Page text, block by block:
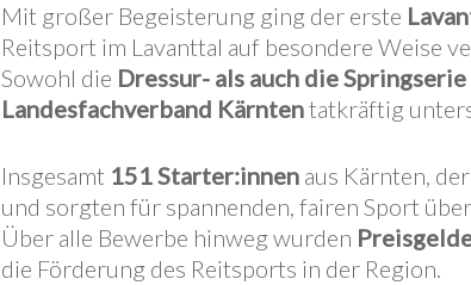
Mit großer Begeisterung ging der erste
Reitsport im Lavanttal auf besondere Weise
Sowohl die Dressur- als auch die Springserie
Landesfachverband Kärntentatkräftig
Insgesamt 151 Starter:innen aus Kärnten,
und sorgten für spannenden, fairen Sport
Über alle Bewerbe hinweg wurden
die Förderung des Reitsports in der Region.